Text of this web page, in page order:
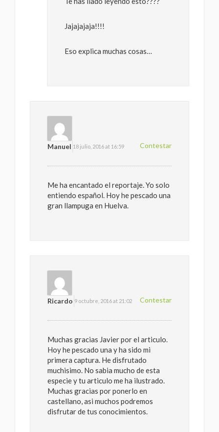
Jajajajaja!!!!
Eso explica muchas cosas…
Contestar
Manuel 18 julio, 2016 at 16:59
Me ha encantado el reportaje. Yo solo
entiendo español. Hoy he pescado una
gran llampuga en Huelva.
Contestar
Ricardo 9 octubre, 2016 at 21:02
Muchas gracias Javier por el articulo.
Hoy he pescado una y ha sido mi
primera captura. He disfrutado
muchisimo. No sabia mucho de esta
especie y tu articulo me ha ilustrado.
Muchas gracias por ponerlo en
castellano, asi muchos podremos
disfrutar de tus conocimientos.